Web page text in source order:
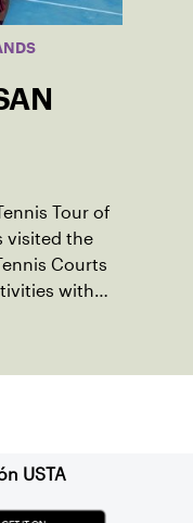
Tour of
visited the
Courts
with
USTA